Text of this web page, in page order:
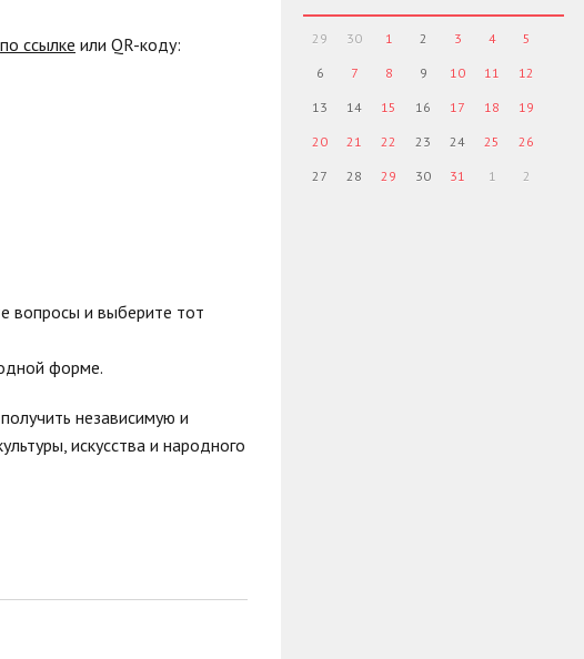
по ссылке или QR-коду:
вопросы и выберите тот
форме.
независимую и
искусства и народного
29 30 1 2 3 4 5
6 7 8 9 10 11 12
13 14 15 16 17 18 19
20 21 22 23 24 25 26
27 28 29 30 31 1 2